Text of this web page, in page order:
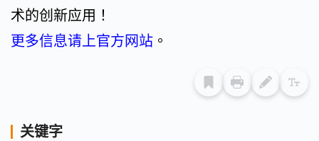
术的创新应用！
更多信息请上官方网站 。
关键字